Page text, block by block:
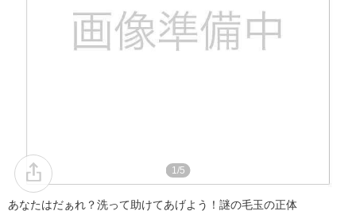
1/5
あなたはだぁれ？洗って助けてあげよう！謎の毛玉の正体